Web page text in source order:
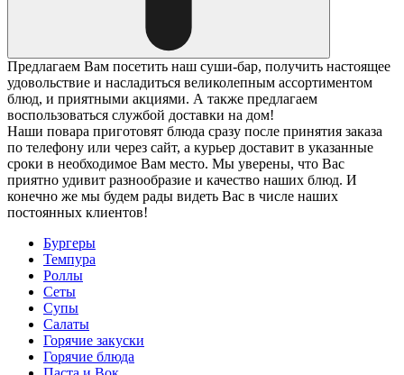
Предлагаем Вам посетить наш суши-бар, получить настоящее
удовольствие и насладиться великолепным ассортиментом
блюд, и приятными акциями. А также предлагаем
воспользоваться службой доставки на дом!
Наши повара приготовят блюда сразу после принятия заказа
по телефону или через сайт, а курьер доставит в указанные
сроки в необходимое Вам место. Мы уверены, что Вас
приятно удивит разнообразие и качество наших блюд. И
конечно же мы будем рады видеть Вас в числе наших
постоянных клиентов!
Бургеры
Темпура
Роллы
Сеты
Супы
Салаты
Горячие закуски
Горячие блюда